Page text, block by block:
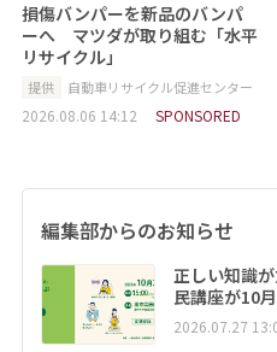
損傷バンパーを新品のバンパ
ーへ マツダが取り組む「水平
リサイクル」
提供 自動車リサイクル促進センター
2026.08.06 14:12 SPONSORED
編集部からのお知らせ
正しい知識
民講座が10
2026.07.27